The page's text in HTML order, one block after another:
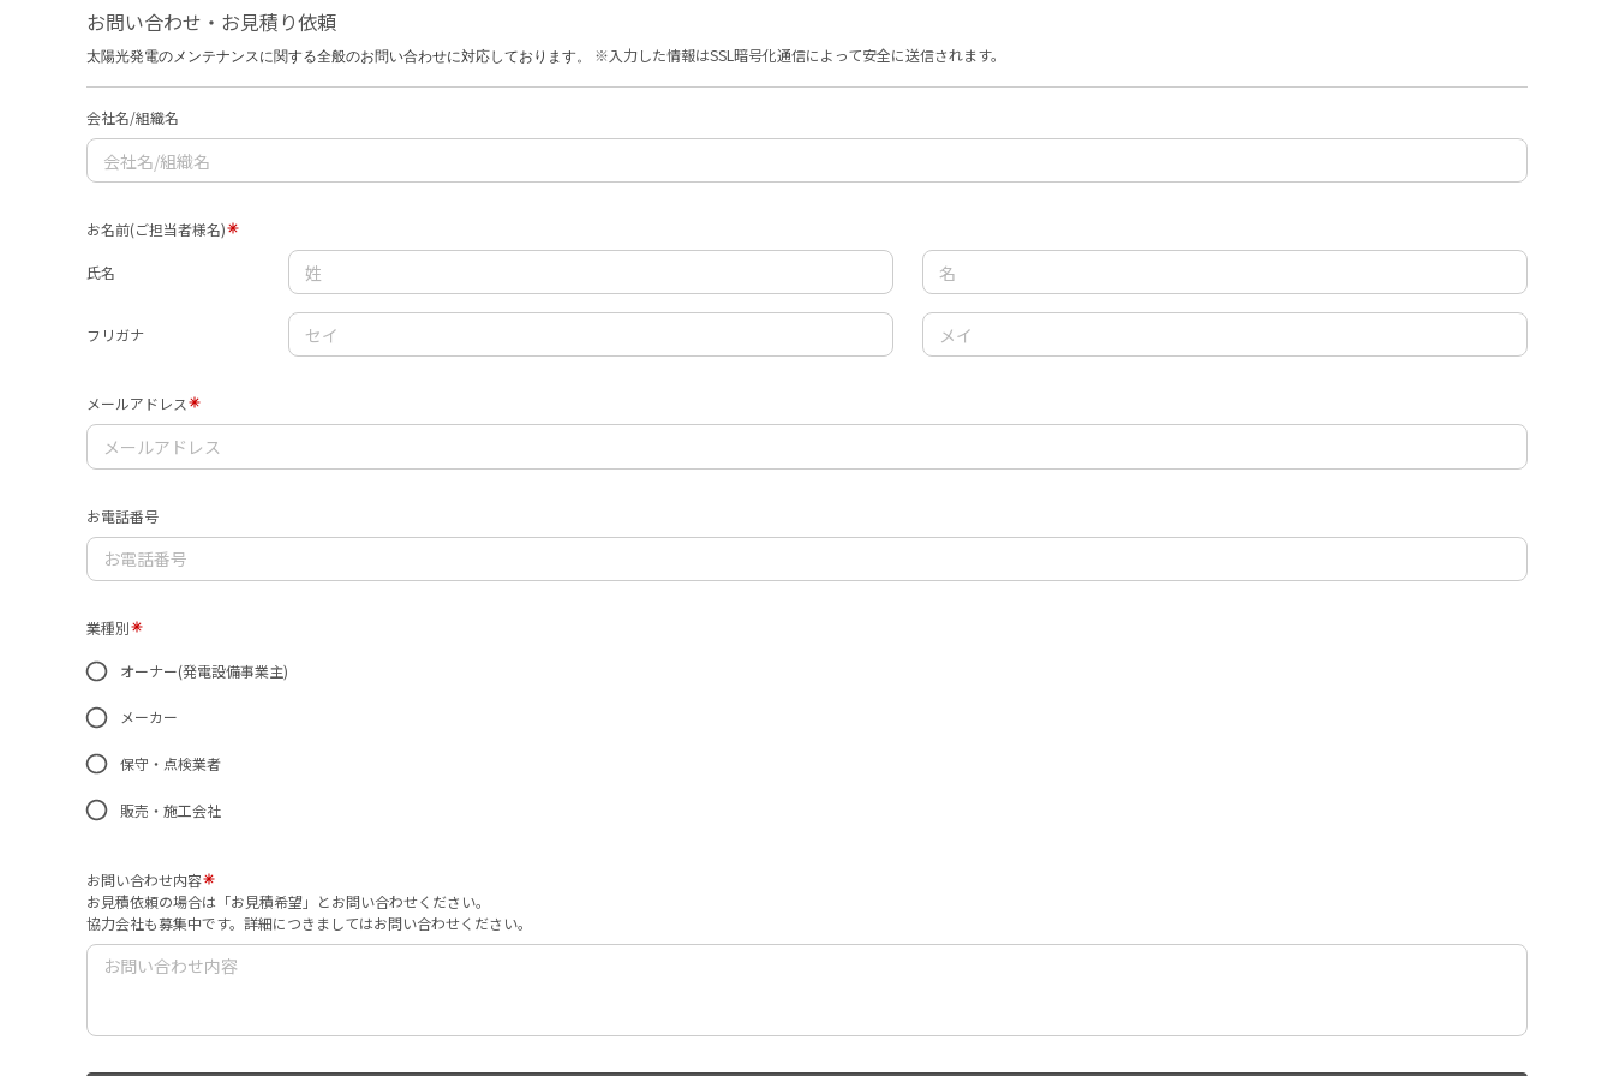
お問い合わせ・お見積り依頼
太陽光発電のメンテナンスに関する全般のお問い合わせに対応しております。 ※入力した情報はSSL暗号化通信によって安全に送信されます。
会社名/組織名
お名前(ご担当者様名)
氏名
フリガナ
メールアドレス
お電話番号
業種別
オーナー(発電設備事業主)
メーカー
保守・点検業者
販売・施工会社
お問い合わせ内容
お見積依頼の場合は「お見積希望」とお問い合わせください。
協力会社も募集中です。詳細につきましてはお問い合わせください。